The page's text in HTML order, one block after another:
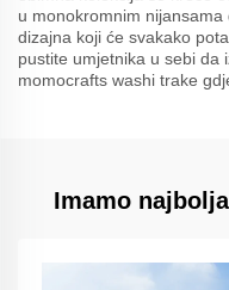
u monokromnim
dizajna koji će svakako
pustite umjetnika u sebi da
momocrafts washi trake
Imamo